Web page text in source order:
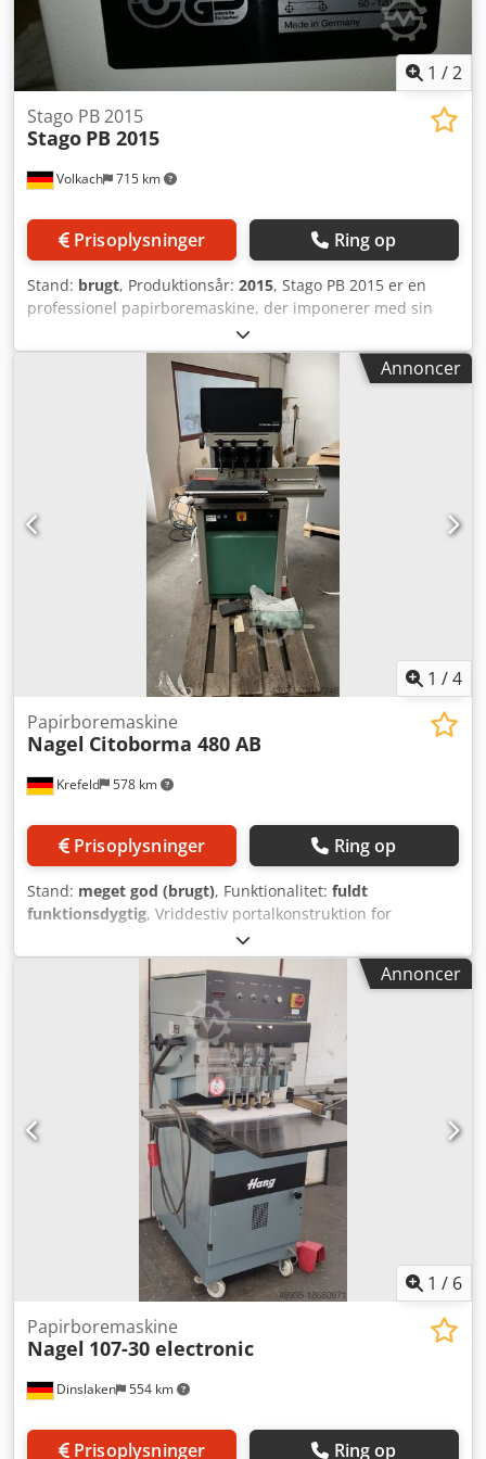
1 /2
Volkach 715 km
Stago PB 2015
Stago PB 2015
Prisoplysninger Ring op
Stand: brugt, Produktionsår: 2015, Stago PB 2015 er en
professionel papirboremaskine, der imponerer med sin
præcision og robuste konstruktion og er designet til brug i
trykkerier og bogbinderier. Særlige egenskaber: - Stago PB
2015 tilbyder et brugervenligt betjeningspanel og hurtig
omstilling til forskellige papirformater. - Maskinen er
kendetegnet ved høj boreydelse til store stabler og
variabel indstilling af borepositioner. Med sin stabile
opbygning og vedligeholdelseslette mekanik er den ideel
til daglig brug. Tekniske specifikationer: - Bordiameter op
til 15 mm - Maksimal stabelhøjde: op til 50 mm -
Borehastighed: op til 1.200 boringer pr. time - Justerbare
papiranslag for præcis positionering - Robust motor og
langtidsholdbart boreværktøj Chjdpfx Adoxmgn Eoija
Annoncer
1 /4
Krefeld 578 km
Papirboremaskine
Nagel Citoborma 480 AB
Prisoplysninger Ring op
Stand: meget god (brugt), Funktionalitet: fuldt
funktionsdygtig, Vriddestiv portalkonstruktion for
præcision og levetid – Fodudløsning – Stakhøjde 60 mm –
Indføringsdybde ca. 100 mm bag borerne Chsdpfxsyx Axao
Adija – Indføringsbredde 480 mm –
Borelængdekompensation – Huldiameter 2 – 20 mm – 1 til
4 borehoveder – Automatisk bordløft
Annoncer
1 / 6
Dinslaken 554 km
Papirboremaskine
Nagel 107-30 electronic
Prisoplysninger Ring op